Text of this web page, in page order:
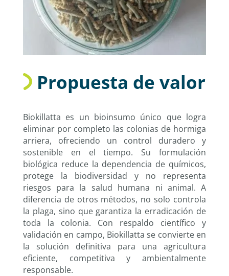
Propuesta de valor
Biokillatta es un bioinsumo único que logra
eliminar por completo las colonias de hormiga
arriera, ofreciendo un control duradero y
sostenible en el tiempo. Su formulación
biológica reduce la dependencia de químicos,
protege la biodiversidad y no representa
riesgos para la salud humana ni animal. A
diferencia de otros métodos, no solo controla
la plaga, sino que garantiza la erradicación de
toda la colonia. Con respaldo científico y
validación en campo, Biokillatta se convierte en
la solución definitiva para una agricultura
eficiente, competitiva y ambientalmente
responsable.